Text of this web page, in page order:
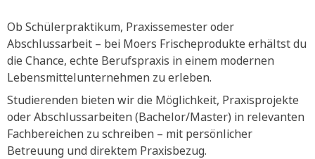
Ob Schülerpraktikum, Praxissemester oder
Abschlussarbeit – bei Moers Frischeprodukte erhältst du
die Chance, echte Berufspraxis in einem modernen
Lebensmittelunternehmen zu erleben.
Studierenden bieten wir die Möglichkeit, Praxisprojekte
oder Abschlussarbeiten (Bachelor/Master) in relevanten
Fachbereichen zu schreiben – mit persönlicher
Betreuung und direktem Praxisbezug.